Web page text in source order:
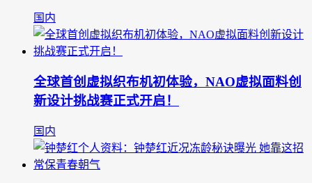
国内
全球首创虚拟织布机初体验，NAO虚拟面料创
新设计挑战赛正式开启！
国内